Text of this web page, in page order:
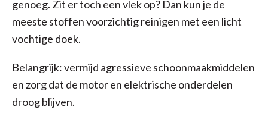
genoeg. Zit er toch een vlek op? Dan kun je de
meeste stoffen voorzichtig reinigen met een licht
vochtige doek.
Belangrijk: vermijd agressieve schoonmaakmiddelen
en zorg dat de motor en elektrische onderdelen
droog blijven.